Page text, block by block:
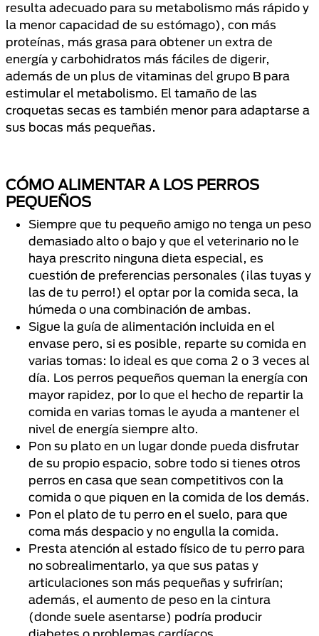
resulta adecuado para su metabolismo más rápido y
la menor capacidad de su estómago), con más
proteínas, más grasa para obtener un extra de
energía y carbohidratos más fáciles de digerir,
además de un plus de vitaminas del grupo B para
estimular el metabolismo. El tamaño de las
croquetas secas es también menor para adaptarse a
sus bocas más pequeñas.
CÓMO ALIMENTAR A LOS PERROS
PEQUEÑOS
Siempre que tu pequeño amigo no tenga un peso
demasiado alto o bajo y que el veterinario no le
haya prescrito ninguna dieta especial, es
cuestión de preferencias personales (¡las tuyas y
las de tu perro!) el optar por la comida seca, la
húmeda o una combinación de ambas.
Sigue la guía de alimentación incluida en el
envase pero, si es posible, reparte su comida en
varias tomas: lo ideal es que coma 2 o 3 veces al
día. Los perros pequeños queman la energía con
mayor rapidez, por lo que el hecho de repartir la
comida en varias tomas le ayuda a mantener el
nivel de energía siempre alto.
Pon su plato en un lugar donde pueda disfrutar
de su propio espacio, sobre todo si tienes otros
perros en casa que sean competitivos con la
comida o que piquen en la comida de los demás.
Pon el plato de tu perro en el suelo, para que
coma más despacio y no engulla la comida.
Presta atención al estado físico de tu perro para
no sobrealimentarlo, ya que sus patas y
articulaciones son más pequeñas y sufrirían;
además, el aumento de peso en la cintura
(donde suele asentarse) podría producir